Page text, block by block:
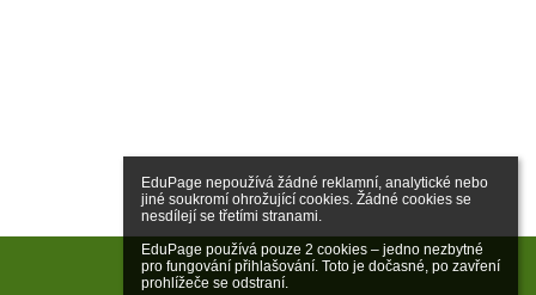
EduPage nepoužívá žádné reklamní, analytické nebo
jiné soukromí ohrožující cookies. Žádné cookies se
nesdílejí se třetími stranami.
EduPage používá pouze 2 cookies – jedno nezbytné
pro fungování přihlašování. Toto je dočasné, po zavření
prohlížeče se odstraní.